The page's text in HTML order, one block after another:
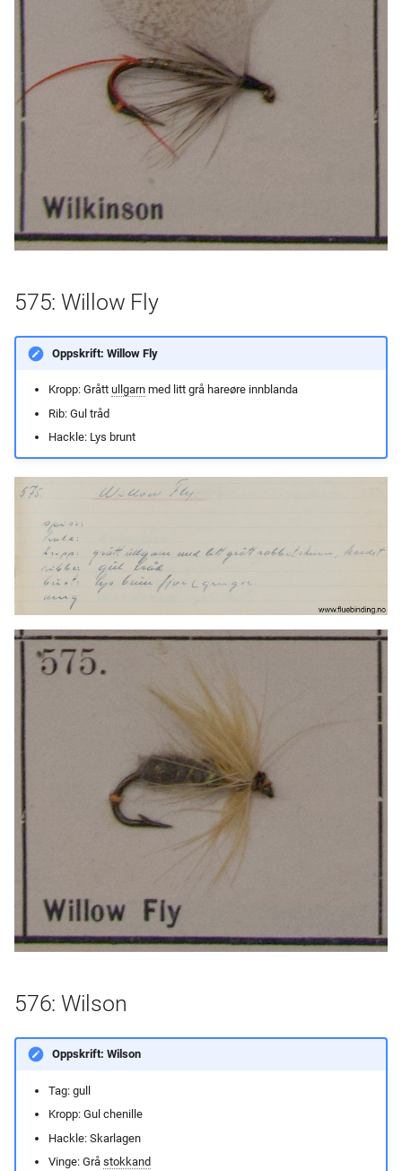
575: Willow Fly
Oppskrift: Willow Fly
Kropp: Grått ullgarnmed litt grå hareøre innblanda
Rib: Gul tråd
Hackle: Lys brunt
576: Wilson
Oppskrift: Wilson
Tag: gull
Kropp: Gul chenille
Hackle: Skarlagen
Vinge: Grå stokkand